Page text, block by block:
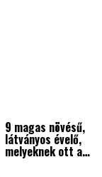
9 magas növésű,
látványos évelő,
melyeknek ott a…